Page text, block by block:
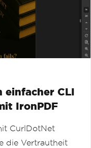
einfacher CLI
IronPDF
CurlDotNet
die Vertrautheit